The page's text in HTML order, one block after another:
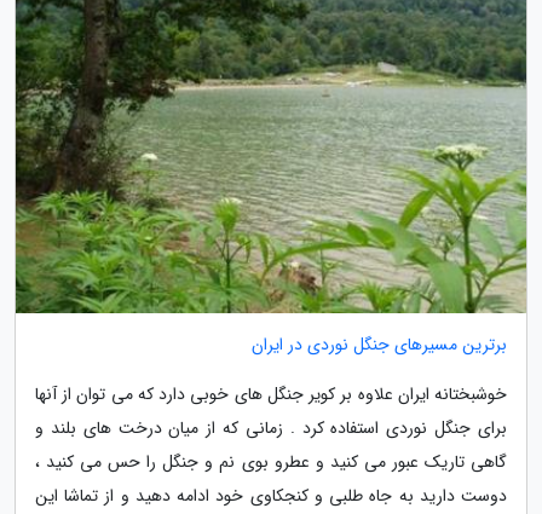
برترین مسیرهای جنگل نوردی در ایران
خوشبختانه ایران علاوه بر کویر جنگل های خوبی دارد که می توان از آنها
برای جنگل نوردی استفاده کرد . زمانی که از میان درخت های بلند و
گاهی تاریک عبور می کنید و عطرو بوی نم و جنگل را حس می کنید ،
دوست دارید به جاه طلبی و کنجکاوی خود ادامه دهید و از تماشا این